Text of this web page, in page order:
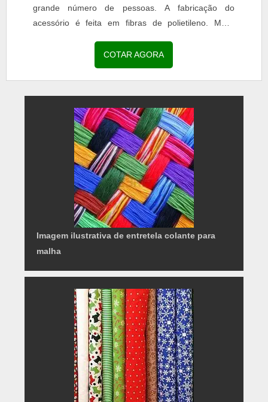
grande número de pessoas. A fabricação do
acessório é feita em fibras de polietileno. MAIS
semelhança com o papel, o artefato possui toda a
resistência necessária para ser utilizada por um
longo período de tempo sem danificações. Além
disso, é resist...
COTAR AGORA
Imagem ilustrativa de entretela colante para
malha